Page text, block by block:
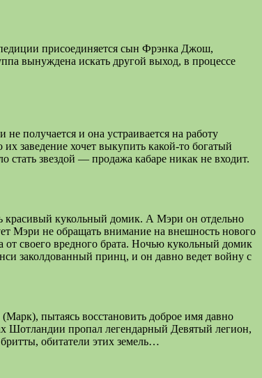
присоединяется сын Фрэнка Джош,
вынуждена искать другой выход, в процессе
получается и она устраивается на работу
заведение хочет выкупить какой-то богатый
звездой — продажа кабаре никак не входит.
красивый кукольный домик. А Мэри он отдельно
Мэри не обращать внимание на внешность нового
своего вредного брата. Ночью кукольный домик
заколдованный принц, и он давно ведет войну с
пытаясь восстановить доброе имя давно
Шотландии пропал легендарный Девятый легион,
обитатели этих земель…